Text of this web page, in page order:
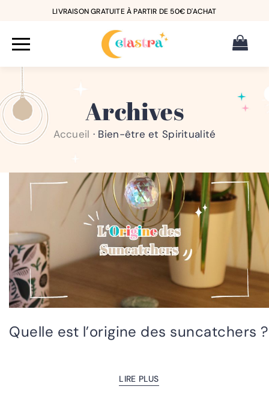
LIVRAISON GRATUITE À PARTIR DE 50€ D'ACHAT
Archives
Accueil · Bien-être et Spiritualité
Quelle est l’origine des suncatchers ?
LIRE PLUS